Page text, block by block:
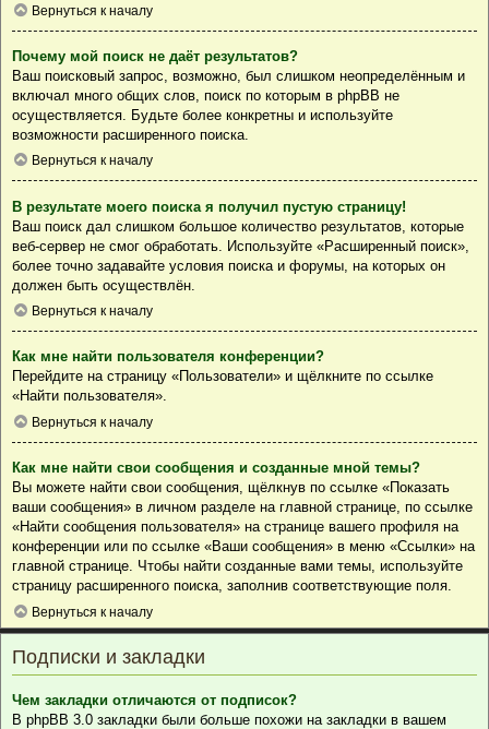
Вернуться к началу
Почему мой поиск не даёт результатов?
Ваш поисковый запрос, возможно, был слишком неопределённым и
включал много общих слов, поиск по которым в phpBB не
осуществляется. Будьте более конкретны и используйте
возможности расширенного поиска.
Вернуться к началу
В результате моего поиска я получил пустую страницу!
Ваш поиск дал слишком большое количество результатов, которые
веб-сервер не смог обработать. Используйте «Расширенный поиск»,
более точно задавайте условия поиска и форумы, на которых он
должен быть осуществлён.
Вернуться к началу
Как мне найти пользователя конференции?
Перейдите на страницу «Пользователи» и щёлкните по ссылке
«Найти пользователя».
Вернуться к началу
Как мне найти свои сообщения и созданные мной темы?
Вы можете найти свои сообщения, щёлкнув по ссылке «Показать
ваши сообщения» в личном разделе на главной странице, по ссылке
«Найти сообщения пользователя» на странице вашего профиля на
конференции или по ссылке «Ваши сообщения» в меню «Ссылки» на
главной странице. Чтобы найти созданные вами темы, используйте
страницу расширенного поиска, заполнив соответствующие поля.
Вернуться к началу
Подписки и закладки
Чем закладки отличаются от подписок?
В phpBB 3.0 закладки были больше похожи на закладки в вашем